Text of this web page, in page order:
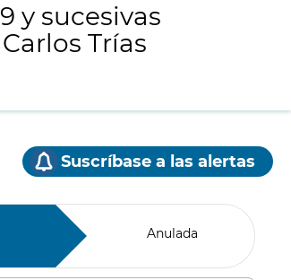
y sucesivas
Trías
Suscríbase a las alertas
Anulada